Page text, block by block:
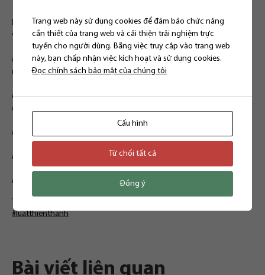
Lưu ý: Đây là mức phạt hành chính với cá nhân, nếu tổ chức có hành
vi vi phạm thì phạt gấp đôi.
Hà Nội : Phòng 302, tầng 3, 142 Lê Duẩn, phường Khâm Thiên, quận
Đống Đa, Hà Nội
Hồ Chí Minh: Phòng 6.16 RiverGate Residence, số 151 – 155 đường
Bến Vân Đồn, Phường 6, Quận 4, TP. HCM
Facebook:
Hotline: 0903 217 988
Email: contact@luatthienthanh.vn
TỪ KHÓA:
#luatthienthanh
Bài viết liên quan
Trang web này sử dụng cookies để đảm bảo chức năng
cần thiết của trang web và cải thiện trải nghiệm trực
tuyến cho người dùng. Bằng việc truy cập vào trang web
này, bạn chấp nhận việc kích hoạt và sử dụng cookies.
Đọc chính sách bảo mật của chúng tôi
Cấu hình
Từ chối tất cả
Đồng ý